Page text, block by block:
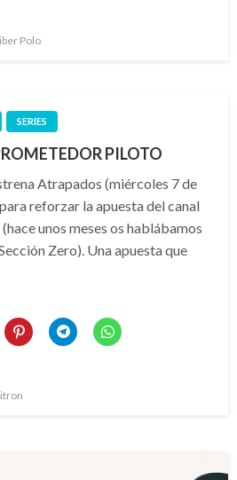
Polo
SERIES
PILOTO
Atrapados (miércoles 7 de
reforzar la apuesta del canal
unos meses os hablábamos
Zero). Una apuesta que